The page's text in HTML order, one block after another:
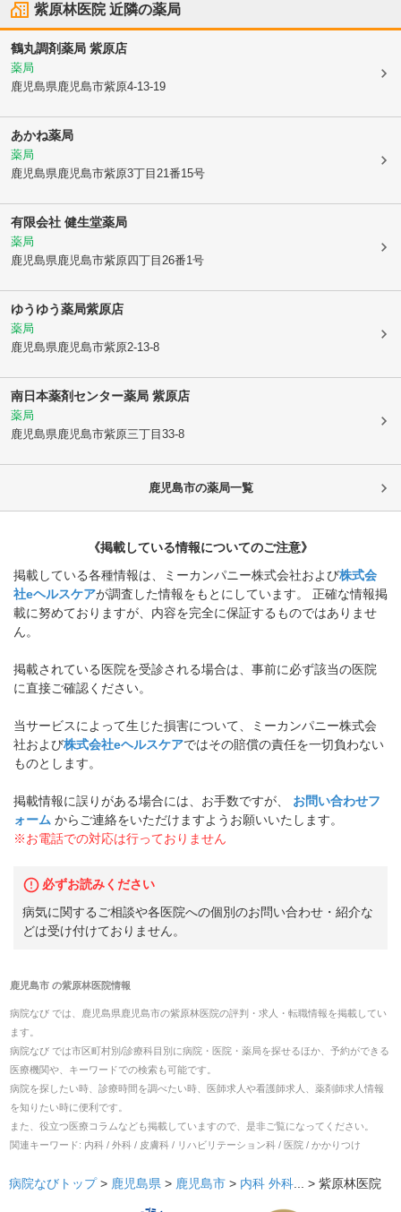
紫原林医院近隣の薬局
鶴丸調剤薬局 紫原店
薬局
鹿児島県鹿児島市紫原4-13-19
あかね薬局
薬局
鹿児島県鹿児島市紫原3丁目21番15号
有限会社 健生堂薬局
薬局
鹿児島県鹿児島市紫原四丁目26番1号
ゆうゆう薬局紫原店
薬局
鹿児島県鹿児島市紫原2-13-8
南日本薬剤センター薬局 紫原店
薬局
鹿児島県鹿児島市紫原三丁目33-8
鹿児島市の薬局一覧
《掲載している情報についてのご注意》
掲載している各種情報は、ミーカンパニー株式会社および株式会
社eヘルスケアが調査した情報をもとにしています。 正確な情報掲
載に努めておりますが、内容を完全に保証するものではありませ
ん。
掲載されている医院を受診される場合は、事前に必ず該当の医院
に直接ご確認ください。
当サービスによって生じた損害について、ミーカンパニー株式会
社および株式会社eヘルスケアではその賠償の責任を一切負わない
ものとします。
掲載情報に誤りがある場合には、お手数ですが、
お問い合わせフ
ォーム からご連絡をいただけますようお願いいたします。
※お電話での対応は行っておりません
必ずお読みください
病気に関するご相談や各医院への個別のお問い合わせ・紹介な
どは受け付けておりません。
鹿児島市の紫原林医院情報
病院なび では、 鹿児島県 鹿児島市の紫原林医院の評判・求人・転職情報を掲載してい
ます。
病院なび では市区町村別/診療科目別に病院・医院・薬局を探せるほか、予約ができる
医療機関や、キーワードでの検索も可能です。
病院を探したい時、診療時間を調べたい時、医師求人や看護師求人、薬剤師求人情報
を知りたい時に便利です。
また、役立つ医療コラムなども掲載していますので、是非ご覧になってください。
関連キーワード: 内科 / 外科 / 皮膚科 / リハビリテーション科 / 医院 / かかりつけ
病院なびトップ > 鹿児島県 > 鹿児島市 > 内科 外科... > 紫原林医院